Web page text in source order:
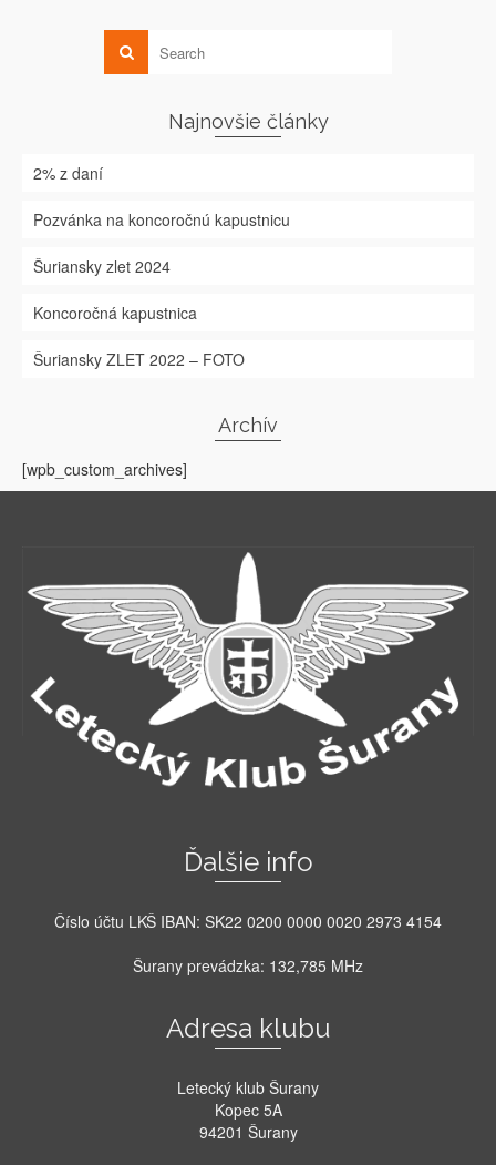
Najnovšie články
2% z daní
Pozvánka na koncoročnú kapustnicu
Šuriansky zlet 2024
Koncoročná kapustnica
Šuriansky ZLET 2022 – FOTO
Archív
[wpb_custom_archives]
Ďalšie info
Číslo účtu LKŠ IBAN: SK22 0200 0000 0020 2973 4154
Šurany prevádzka: 132,785 MHz
Adresa klubu
Letecký klub Šurany
Kopec 5A
94201 Šurany